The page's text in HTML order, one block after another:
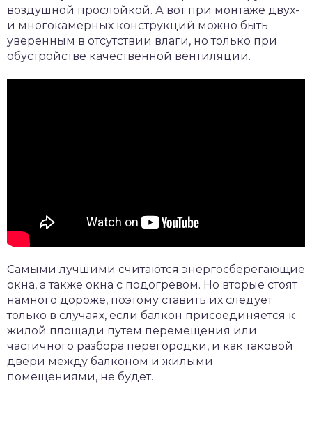
воздушной прослойкой. А вот при монтаже двух-
и многокамерных конструкций можно быть
уверенным в отсутствии влаги, но только при
обустройстве качественной вентиляции.
Самыми лучшими считаются энергосберегающие
окна, а также окна с подогревом. Но вторые стоят
намного дороже, поэтому ставить их следует
только в случаях, если балкон присоединяется к
жилой площади путем перемещения или
частичного разбора перегородки, и как таковой
двери между балконом и жилыми
помещениями, не будет.